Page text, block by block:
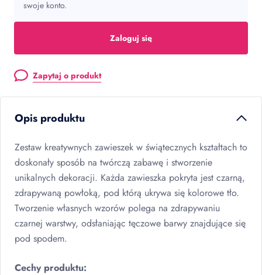
swoje konto.
Zaloguj się
Zapytaj o produkt
Opis produktu
Zestaw kreatywnych zawieszek w świątecznych kształtach to
doskonały sposób na twórczą zabawę i stworzenie
unikalnych dekoracji. Każda zawieszka pokryta jest czarną,
zdrapywaną powłoką, pod którą ukrywa się kolorowe tło.
Tworzenie własnych wzorów polega na zdrapywaniu
czarnej warstwy, odsłaniając tęczowe barwy znajdujące się
pod spodem.
Cechy produktu: